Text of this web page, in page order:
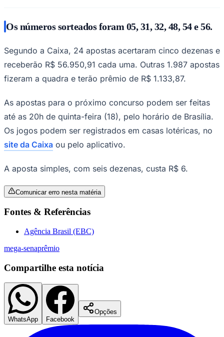
Paulistão
Sul-Americana
Copa América
Champions League
Premier League
Mundial 2026
Os números sorteados foram 05, 31, 32, 48, 54 e 56.
Segundo a Caixa, 24 apostas acertaram cinco dezenas e
receberão R$ 56.950,91 cada uma. Outras 1.987 apostas
fizeram a quadra e terão prêmio de R$ 1.133,87.
As apostas para o próximo concurso podem ser feitas
até as 20h de quinta-feira (18), pelo horário de Brasília.
Os jogos podem ser registrados em casas lotéricas, no
site da Caixa ou pelo aplicativo.
A aposta simples, com seis dezenas, custa R$ 6.
Comunicar erro nesta matéria
Fontes & Referências
Agência Brasil (EBC)
mega-senaprêmio
Compartilhe esta notícia
WhatsApp Facebook
Opções